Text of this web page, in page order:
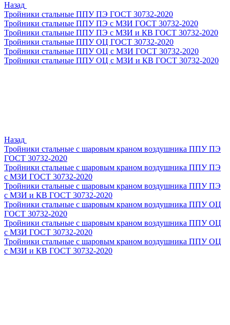
Назад
Тройники стальные ППУ ПЭ ГОСТ 30732-2020
Тройники стальные ППУ ПЭ с МЗИ ГОСТ 30732-2020
Тройники стальные ППУ ПЭ с МЗИ и КВ ГОСТ 30732-2020
Тройники стальные ППУ ОЦ ГОСТ 30732-2020
Тройники стальные ППУ ОЦ с МЗИ ГОСТ 30732-2020
Тройники стальные ППУ ОЦ с МЗИ и КВ ГОСТ 30732-2020
Назад
Тройники стальные с шаровым краном воздушника ППУ ПЭ
ГОСТ 30732-2020
Тройники стальные с шаровым краном воздушника ППУ ПЭ
с МЗИ ГОСТ 30732-2020
Тройники стальные с шаровым краном воздушника ППУ ПЭ
с МЗИ и КВ ГОСТ 30732-2020
Тройники стальные с шаровым краном воздушника ППУ ОЦ
ГОСТ 30732-2020
Тройники стальные с шаровым краном воздушника ППУ ОЦ
с МЗИ ГОСТ 30732-2020
Тройники стальные с шаровым краном воздушника ППУ ОЦ
с МЗИ и КВ ГОСТ 30732-2020